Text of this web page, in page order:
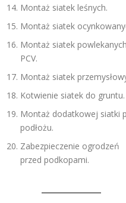
Montaż siatek leśnych.
Montaż siatek
Montaż siatek powlekanych
PCV.
Montaż siatek
Kotwienie siatek do gruntu.
Montaż dodatkowej siatki
podłożu.
Zabezpieczenie ogrodzeń
przed podkopami.